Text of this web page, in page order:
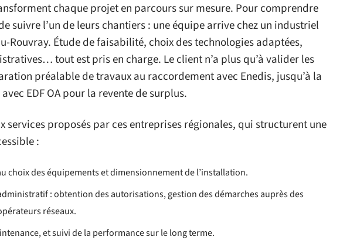
chaque projet en parcours sur mesure. Pour comprendre
suivre l’un de leurs chantiers : une équipe arrive chez un industriel
Rouvray. Étude de faisabilité, choix des technologies adaptées,
tout est pris en charge. Le client n’a plus qu’à valider les
préalable de travaux au raccordement avec Enedis, jusqu’à la
EDF OA pour la revente de surplus.
services proposés par ces entreprises régionales, qui structurent une
:
choix des équipements et dimensionnement de l’installation.
: obtention des autorisations, gestion des démarches auprès des
réseaux.
et suivi de la performance sur le long terme.